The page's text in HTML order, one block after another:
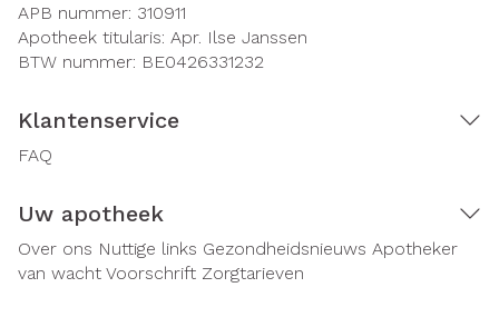
APB nummer: 310911
Apotheek titularis: Apr. Ilse Janssen
BTW nummer: BE0426331232
Klantenservice
FAQ
Uw apotheek
Over ons Nuttige links Gezondheidsnieuws Apotheker
van wacht Voorschrift Zorgtarieven